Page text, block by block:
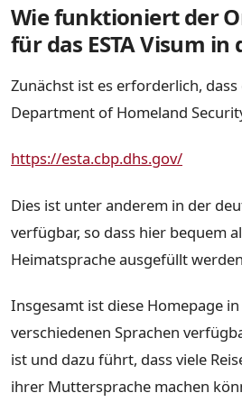
Wie funktioniert der
für das ESTA Visum in
Zunächst ist es erforderlich,
Department of Homeland
https://esta.cbp.dhs.gov/
Dies ist unter anderem in der
verfügbar, so dass hier bequem
Heimatsprache ausgefüllt
Insgesamt ist diese Homepage
verschiedenen Sprachen
ist und dazu führt, dass viele
ihrer Muttersprache machen